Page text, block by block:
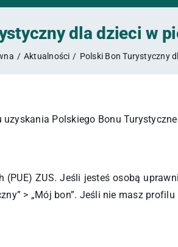
dla dzieci w
Aktualności Polski Bon Turystyczny
Polskiego Bonu
ZUS. Jeśli jesteś osobą
> „Mój bon”. Jeśli nie masz